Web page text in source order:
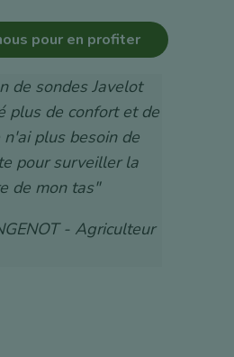
pour en profiter
de sondes Javelot
plus de confort et de
n'ai plus besoin de
pour surveiller la
de mon tas"
- Agriculteur